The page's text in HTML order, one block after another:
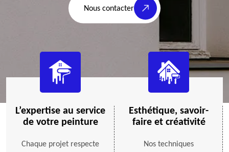
Nous contacter
L’expertise au service
de votre peinture
Chaque projet respecte
Esthétique, savoir-
faire et créativité
Nos techniques